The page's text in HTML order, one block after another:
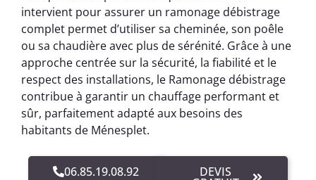
intervient pour assurer un ramonage débistrage
complet permet d’utiliser sa cheminée, son poêle
ou sa chaudière avec plus de sérénité. Grâce à une
approche centrée sur la sécurité, la fiabilité et le
respect des installations, le Ramonage débistrage
contribue à garantir un chauffage performant et
sûr, parfaitement adapté aux besoins des
habitants de Ménesplet.
06.85.19.08.92 DEVIS